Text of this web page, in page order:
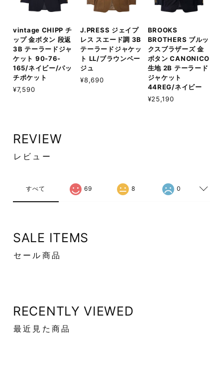
vintage CHIPP チ
ップ 金ボタン 段返
3B テーラードジャ
ケット 90-76-
165/ネイビー/パッ
チポケット
¥7,590
J.PRESS ジェイプ
レス スエード調 3B
テーラードジャケッ
ト LL/ブラウンベー
ジュ
¥8,690
BROOKS
BROTHERS ブルッ
クスブラザーズ 金
ボタン CANONICO
生地 2B テーラード
ジャケット
44REG/ネイビー
¥25,190
REVIEW
レビュー
すべて 69 8 0
SALE ITEMS
セール商品
RECENTLY VIEWED
最近見た商品